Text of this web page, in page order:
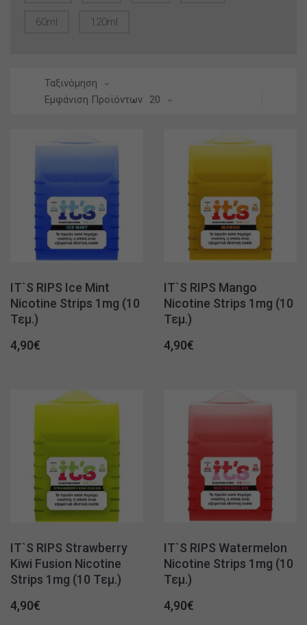
60ml 120ml
Ταξινόμηση
Εμφάνιση Προϊόντων
20
IT`S RIPS Ice Mint
Nicotine Strips 1mg (10
Τεμ.)
4,90€
IT`S RIPS Mango
Nicotine Strips 1mg (10
Τεμ.)
4,90€
IT`S RIPS Strawberry
Kiwi Fusion Nicotine
Strips 1mg (10 Τεμ.)
4,90€
IT`S RIPS Watermelon
Nicotine Strips 1mg (10
Τεμ.)
4,90€